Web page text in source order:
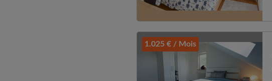
1.025 € / Mois